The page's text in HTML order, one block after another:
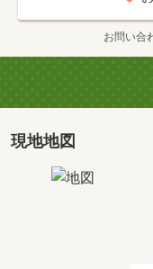
不動産購入・リフォ
(3)住宅ローンの代行
⇒ローンの審査は2段
ローンだけではなく
お問い合
現地地図